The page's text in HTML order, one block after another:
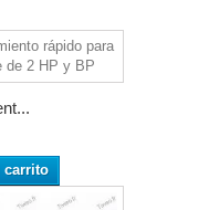
carrito